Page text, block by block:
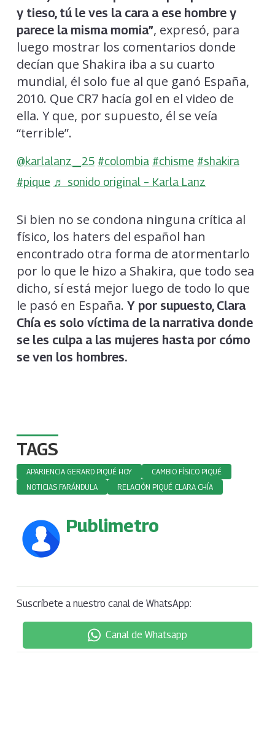
y tieso, tú le ves la cara a ese hombre y
parece la misma momia”, expresó, para
luego mostrar los comentarios donde
decían que Shakira iba a su cuarto
mundial, él solo fue al que ganó España,
2010. Que CR7 hacía gol en el video de
ella. Y que, por supuesto, él se veía
“terrible”.
@karlalanz_25 #colombia #chisme #shakira
#pique ♬ sonido original – Karla Lanz
Si bien no se condona ninguna crítica al
físico, los haters del español han
encontrado otra forma de atormentarlo
por lo que le hizo a Shakira, que todo sea
dicho, sí está mejor luego de todo lo que
le pasó en España. Y por supuesto, Clara
Chía es solo víctima de la narrativa donde
se les culpa a las mujeres hasta por cómo
se ven los hombres.
TAGS
APARIENCIA GERARD PIQUÉ HOY
CAMBIO FÍSICO PIQUÉ
NOTICIAS FARÁNDULA
RELACIÓN PIQUÉ CLARA CHÍA
Publimetro
Suscríbete a nuestro canal de WhatsApp:
Canal de Whatsapp